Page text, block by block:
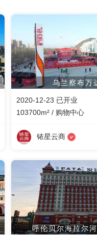
乌兰察布万
2020-12-23 已开业
103700m² / 购物中心
铱星云商
呼伦贝尔海拉尔